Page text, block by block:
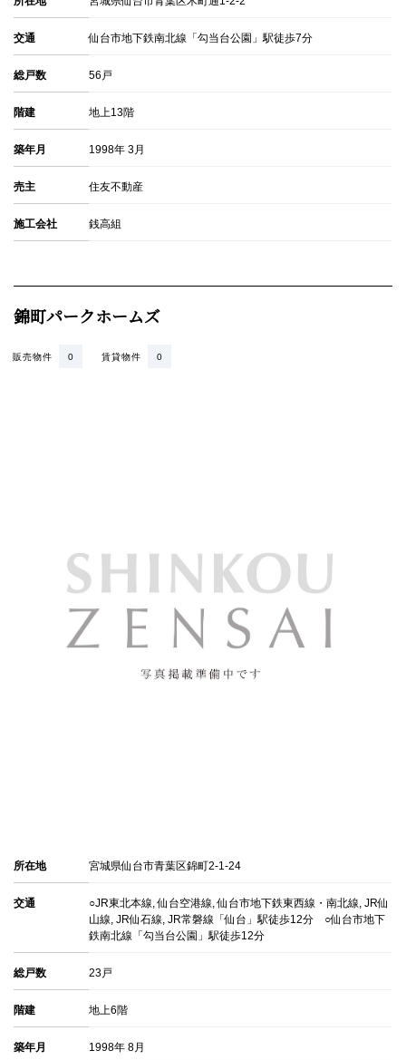
交通 仙台市地下鉄南北線「勾当台公園」駅徒歩7分
総戸数 56戸
階建 地上13階
築年月 1998年 3月
売主 住友不動産
施工会社 銭高組
錦町パークホームズ
賃貸物件 0
販売物件 0
所在地 宮城県仙台市青葉区錦町2-1-24
交通
○JR東北本線, 仙台空港線, 仙台市地下鉄東西線・南北線, JR仙
山線, JR仙石線, JR常磐線「仙台」駅徒歩12分 ○仙台市地下
鉄南北線「勾当台公園」駅徒歩12分
総戸数 23戸
階建 地上6階
築年月 1998年 8月